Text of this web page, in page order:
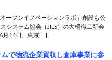
ープンイノベーションラボ」創設も公
システム協会（JILS）の大橋徹二新会
月14日、東京[…]
で物流企業買収し倉庫事業に参